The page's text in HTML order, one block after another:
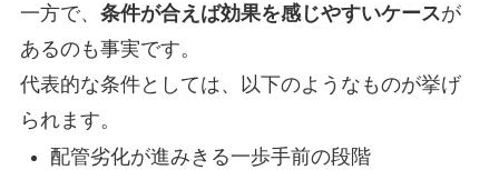
一方で、 条件が合えば効果を感じやすいケースが
あるのも事実です。
代表的な条件としては、以下のようなものが挙げ
られます。
配管劣化が進みきる一歩手前の段階